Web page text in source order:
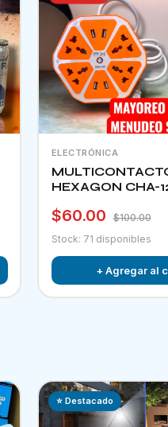
ELECTRÓNICA
HEXAGON CHA-
$60.00
$100.00
Stock: 71 disponibles
+ Agregar al
⭐ Destacado